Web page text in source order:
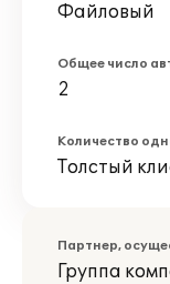
Файловый
Общее число
2
Количество
Толстый
Партнер,
Группа